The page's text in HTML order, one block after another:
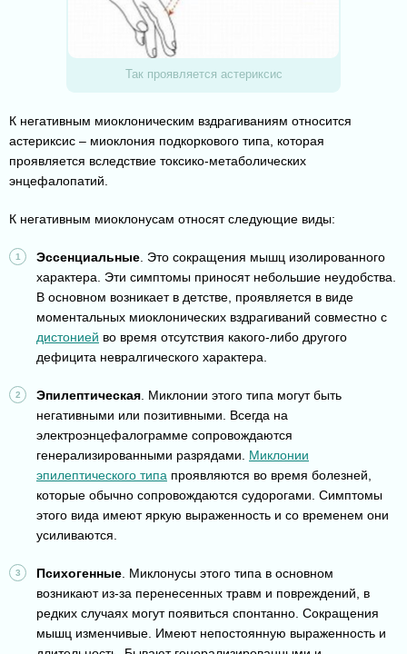
Так проявляется астериксис
К негативным миоклоническим вздрагиваниям относится
астериксис – миоклония подкоркового типа, которая
проявляется вследствие токсико-метаболических
энцефалопатий.
К негативным миоклонусам относят следующие виды:
Эссенциальные . Это сокращения мышц изолированного
характера. Эти симптомы приносят небольшие неудобства.
В основном возникает в детстве, проявляется в виде
моментальных миоклонических вздрагиваний совместно с
дистонией во время отсутствия какого-либо другого
дефицита невралгического характера.
Эпилептическая . Миклонии этого типа могут быть
негативными или позитивными. Всегда на
электроэнцефалограмме сопровождаются
генерализированными разрядами. Миклонии
эпилептического типа проявляются во время болезней,
которые обычно сопровождаются судорогами. Симптомы
этого вида имеют яркую выраженность и со временем они
усиливаются.
Психогенные . Миклонусы этого типа в основном
возникают из-за перенесенных травм и повреждений, в
редких случаях могут появиться спонтанно. Сокращения
мышц изменчивые. Имеют непостоянную выраженность и